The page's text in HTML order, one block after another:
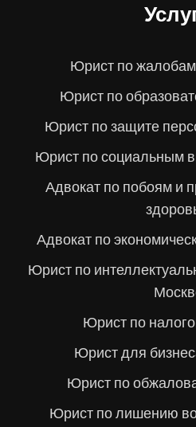
Юрист по жалобам
Юрист по
Юрист по защите
Юрист по социальным
Адвокат по побоям и
Адвокат по
Юрист по
Юрист по
Юрист для
Юрист по
Юрист по лишению